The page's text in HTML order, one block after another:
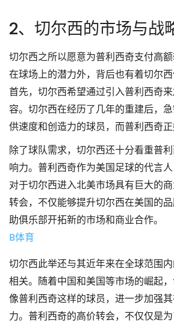
2、切尔西的市场与战
切尔西之所以愿意为普利西奇支付高
在球场上的潜力外，背后也有着切尔西
首先，切尔西希望通过引入普利西奇
容。切尔西在经历了几年的重建后，
供速度和创造力的球员，而普利西奇正
除了球队需求，切尔西还十分看重普
响力。普利西奇作为美国足球的代言
对于切尔西进入北美市场具有巨大的
转会，不仅能够提升切尔西在美国的
助俱乐部开拓新的市场和商业合作。
B体育
切尔西此举还与其近年来在全球范围
相关。随着中国和美国等市场的崛起
像普利西奇这样的球员，进一步加强
力。普利西奇的高价转会，不仅仅是